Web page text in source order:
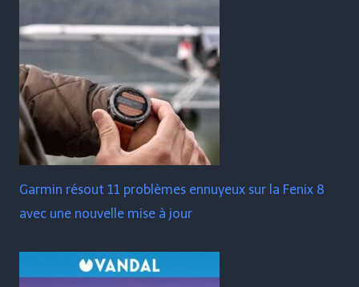
Garmin résout 11 problèmes ennuyeux sur la Fenix ​​​​8
avec une nouvelle mise à jour